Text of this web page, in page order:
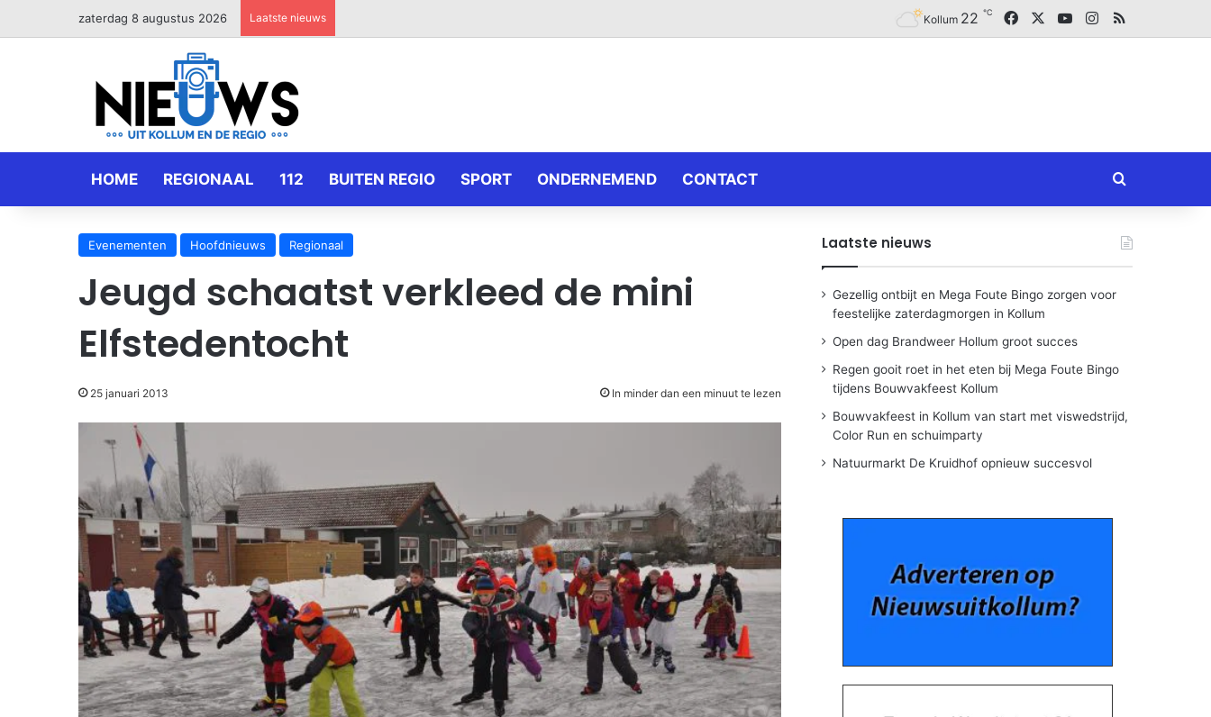
zaterdag 8 augustus 2026 Laatste nieuws Kollum 22 ℃ FacebookYouTubeInstagram
RSS
HOME REGIONAAL 112 BUITEN REGIO SPORT ONDERNEMEND CONTACT Zoeken naar
Evenementen Hoofdnieuws Regionaal
Jeugd schaatst verkleed de mini
Elfstedentocht
25 januari 2013 In minder dan een minuut te lezen
Laatste nieuws
Gezellig ontbijt en Mega Foute Bingo zorgen voor
feestelijke zaterdagmorgen in Kollum
Open dag Brandweer Hollum groot succes
Regen gooit roet in het eten bij Mega Foute Bingo
tijdens Bouwvakfeest Kollum
Bouwvakfeest in Kollum van start met viswedstrijd,
Color Run en schuimparty
Natuurmarkt De Kruidhof opnieuw succesvol